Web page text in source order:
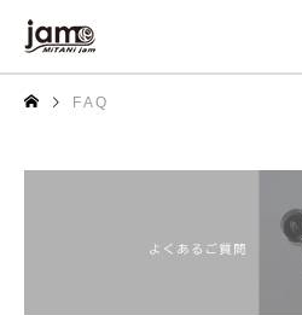
F A Q